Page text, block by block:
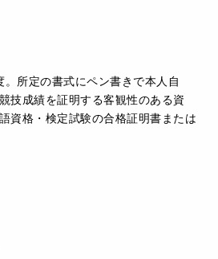
所定の書式にペン書きで本人自
技成績を証明する客観性のある資
資格・検定試験の合格証明書または